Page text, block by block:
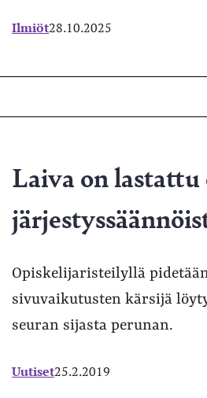
Ilmiöt28.10.2025
Laiva on
Opiskelijaristeilyllä
sivuvaikutusten kärsijä
seuran sijasta perunan.
Uutiset25.2.2019